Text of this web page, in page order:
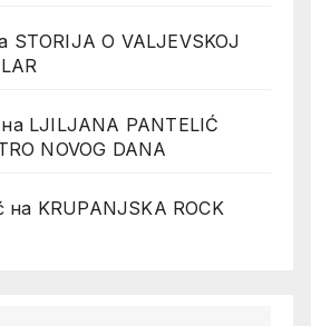
STORIJA O VALJEVSKOJ
на LJILJANA PANTELIĆ
NOVOG DANA
на KRUPANJSKA ROCK